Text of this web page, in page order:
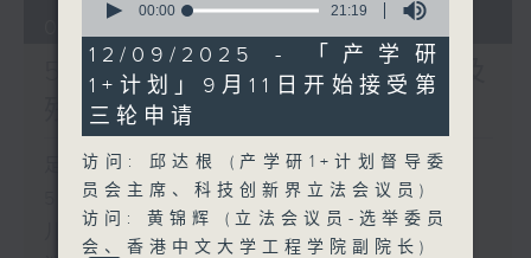
06/08/2026
5岁男童被虐致死 母亲误杀及
残酷对待儿童罪成判囚22年
足本 Full (HKT 17:00 - 18:00)
5岁男童被虐致死 母亲误杀及残酷对待
儿童罪成判囚22年
seconds
21
minutes,
19
seconds
00:00 21:19
12/09/2025 - 「产学研
1+计划」9月11日开始接受第
三轮申请
访问: 邱达根 (产学研1+计划督导委
员会主席、科技创新界立法会议员)
访问: 黄锦辉 (立法会议员-选举委员
会、香港中文大学工程学院副院长)